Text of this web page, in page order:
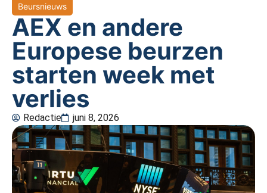
Beursnieuws
AEX en andere
Europese beurzen
starten week met
verlies
Redactie juni 8, 2026